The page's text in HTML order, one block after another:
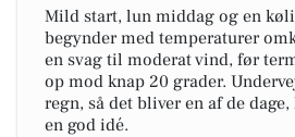
Mild start, lun middag og en
begynder med temperaturer
en svag til moderat vind, før
op mod knap 20 grader.
regn, så det bliver en af de
en god idé.